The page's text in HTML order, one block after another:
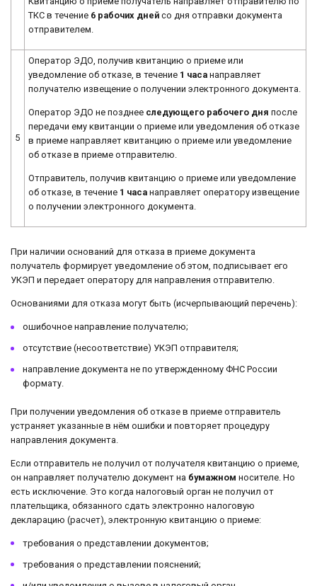
ТКС в течение 6 рабочих дней со дня отправки документа
отправителем.
5
Оператор ЭДО, получив квитанцию о приеме или
уведомление об отказе, в течение 1 часа направляет
получателю извещение о получении электронного документа.
Оператор ЭДО не позднее следующего рабочего дня после
передачи ему квитанции о приеме или уведомления об отказе
в приеме направляет квитанцию о приеме или уведомление
об отказе в приеме отправителю.
Отправитель, получив квитанцию о приеме или уведомление
об отказе, в течение 1 часа направляет оператору извещение
о получении электронного документа.
При наличии оснований для отказа в приеме документа
получатель формирует уведомление об этом, подписывает его
УКЭП и передает оператору для направления отправителю.
Основаниями для отказа могут быть (исчерпывающий перечень):
ошибочное направление получателю;
отсутствие (несоответствие) УКЭП отправителя;
направление документа не по утвержденному ФНС России
формату.
При получении уведомления об отказе в приеме отправитель
устраняет указанные в нём ошибки и повторяет процедуру
направления документа.
Если отправитель не получил от получателя квитанцию о приеме,
он направляет получателю документ на бумажном носителе. Но
есть исключение. Это когда налоговый орган не получил от
плательщика, обязанного сдать электронно налоговую
декларацию (расчет), электронную квитанцию о приеме:
требования о представлении документов;
требования о представлении пояснений;